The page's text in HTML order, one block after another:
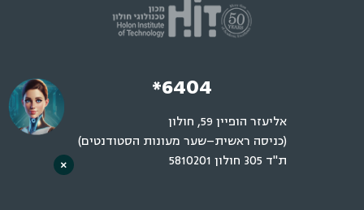
*6404
אליעזר הופיין 59, חולון
(כניסה ראשית–שער מעונות הסטודנטים)
ת"ד 305 חולון 5810201
×